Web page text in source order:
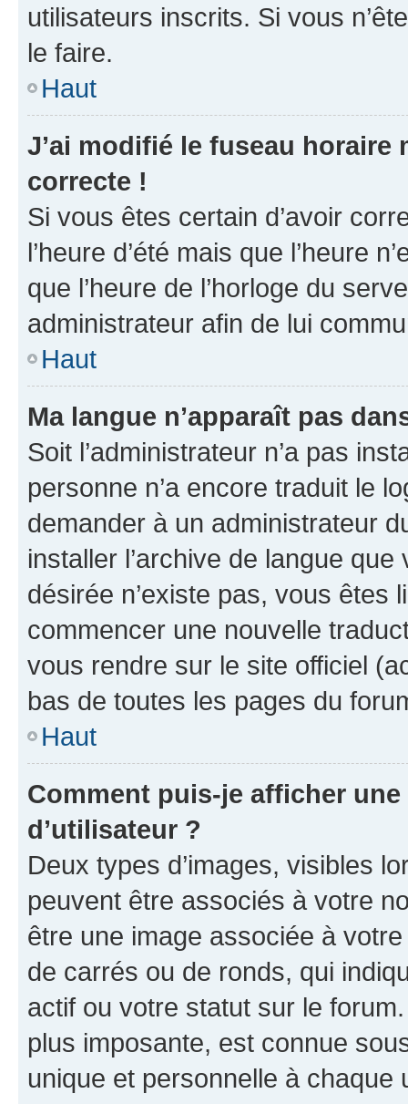
utilisateurs inscrits. Si vous
le faire.
Haut
J’ai modifié le fuseau horaire
correcte !
Si vous êtes certain d’avoir
l’heure d’été mais que l’heure
que l’heure de l’horloge du
administrateur afin de lui
Haut
Ma langue n’apparaît pas
Soit l’administrateur n’a pas
personne n’a encore traduit le
demander à un administrateur
installer l’archive de langue
désirée n’existe pas, vous êtes
commencer une nouvelle
vous rendre sur le site officiel
bas de toutes les pages du
Haut
Comment puis-je afficher
d’utilisateur ?
Deux types d’images, visibles
peuvent être associés à votre
être une image associée à
de carrés ou de ronds, qui
actif ou votre statut sur le
plus imposante, est connue
unique et personnelle à chaque